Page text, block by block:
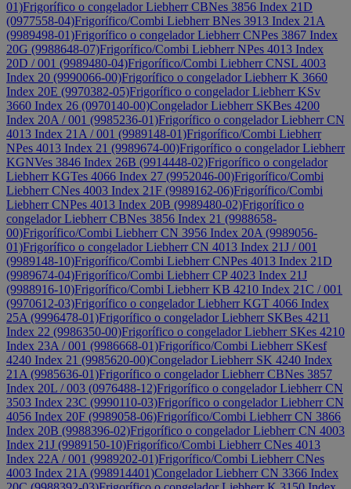
01)Frigorífico o congelador Liebherr CBNes 3856 Index 21D
(0977558-04)Frigorífico/Combi Liebherr BNes 3913 Index 21A
(9989498-01)Frigorífico o congelador Liebherr CNPes 3867 Index
20G (9988648-07)Frigorífico/Combi Liebherr NPes 4013 Index
20D / 001 (9989480-04)Frigorífico/Combi Liebherr CNSL 4003
Index 20 (9990066-00)Frigorífico o congelador Liebherr K 3660
Index 20E (9970382-05)Frigorífico o congelador Liebherr KSv
3660 Index 26 (0970140-00)Congelador Liebherr SKBes 4200
Index 20A / 001 (9985236-01)Frigorífico o congelador Liebherr CN
4013 Index 21A / 001 (9989148-01)Frigorífico/Combi Liebherr
NPes 4013 Index 21 (9989674-00)Frigorífico o congelador Liebherr
KGNVes 3846 Index 26B (9914448-02)Frigorífico o congelador
Liebherr KGTes 4066 Index 27 (9952046-00)Frigorífico/Combi
Liebherr CNes 4003 Index 21F (9989162-06)Frigorífico/Combi
Liebherr CNPes 4013 Index 20B (9989480-02)Frigorífico o
congelador Liebherr CBNes 3856 Index 21 (9988658-
00)Frigorífico/Combi Liebherr CN 3956 Index 20A (9989056-
01)Frigorífico o congelador Liebherr CN 4013 Index 21J / 001
(9989148-10)Frigorífico/Combi Liebherr CNPes 4013 Index 21D
(9989674-04)Frigorífico/Combi Liebherr CP 4023 Index 21J
(9988916-10)Frigorífico/Combi Liebherr KB 4210 Index 21C / 001
(9970612-03)Frigorífico o congelador Liebherr KGT 4066 Index
25A (9996478-01)Frigorífico o congelador Liebherr SKBes 4211
Index 22 (9986350-00)Frigorífico o congelador Liebherr SKes 4210
Index 23A / 001 (9986668-01)Frigorífico/Combi Liebherr SKesf
4240 Index 21 (9985620-00)Congelador Liebherr SK 4240 Index
21A (9985636-01)Frigorífico o congelador Liebherr CBNes 3857
Index 20L / 003 (0976488-12)Frigorífico o congelador Liebherr CN
3503 Index 23C (9990110-03)Frigorífico o congelador Liebherr CN
4056 Index 20F (9989058-06)Frigorífico/Combi Liebherr CN 3866
Index 20B (9988396-02)Frigorífico o congelador Liebherr CN 4003
Index 21J (9989150-10)Frigorífico/Combi Liebherr CNes 4013
Index 22A / 001 (9989202-01)Frigorífico/Combi Liebherr CNes
4003 Index 21A (998914401)Congelador Liebherr CN 3366 Index